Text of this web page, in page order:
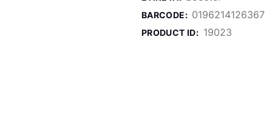
BARCODE: 0196214126367
PRODUCT ID: 19023